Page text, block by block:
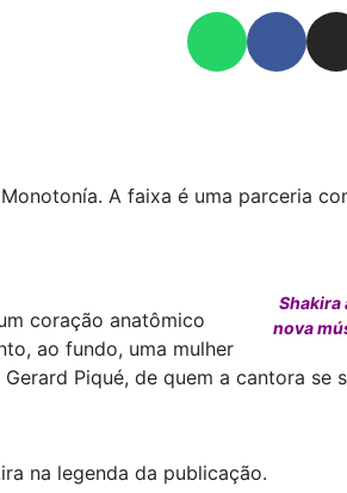
A faixa é uma parceria
Shakira
nova
coração anatômico
ao fundo, uma mulher
Piqué, de quem a cantora se
na legenda da publicação.